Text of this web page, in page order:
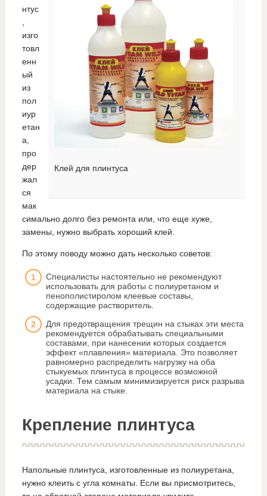
Клей для плинтуса
нтус
,
изго
товл
енн
ый
из
пол
иур
етан
а,
про
дер
жал
ся
мак
симально долго без ремонта или, что еще хуже,
замены, нужно выбрать хороший клей.
По этому поводу можно дать несколько советов:
Специалисты настоятельно не рекомендуют
использовать для работы с полиуретаном и
пенополистиролом клеевые составы,
содержащие растворитель.
Для предотвращения трещин на стыках эти места
рекомендуется обрабатывать специальными
составами, при нанесении которых создается
эффект «плавления» материала. Это позволяет
равномерно распределить нагрузку на оба
стыкуемых плинтуса в процессе возможной
усадки. Тем самым минимизируется риск разрыва
материала на стыке.
Крепление плинтуса
Напольные плинтуса, изготовленные из полиуретана,
нужно клеить с угла комнаты. Если вы присмотритесь,